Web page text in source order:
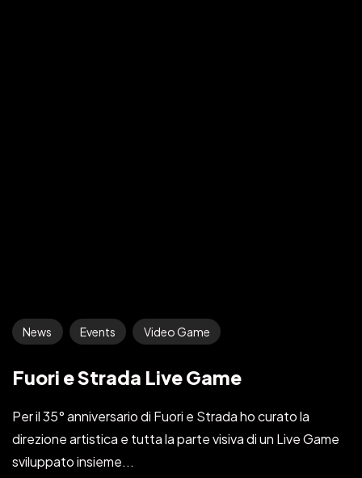
News Events Video Game
Fuori e Strada Live Game
Per il 35° anniversario di Fuori e Strada ho curato la
direzione artistica e tutta la parte visiva di un Live Game
sviluppato insieme...